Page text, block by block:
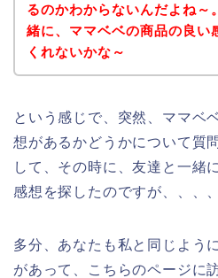
るのかわからないんだよね～
緒に、ママベベの商品の良い
くれないかな～
という感じで、突然、ママベ
想があるかどうかについて質
して、その時に、友達と一緒
感想を探したのですが、、、、
多分、あなたも私と同じよう
があって、こちらのページに